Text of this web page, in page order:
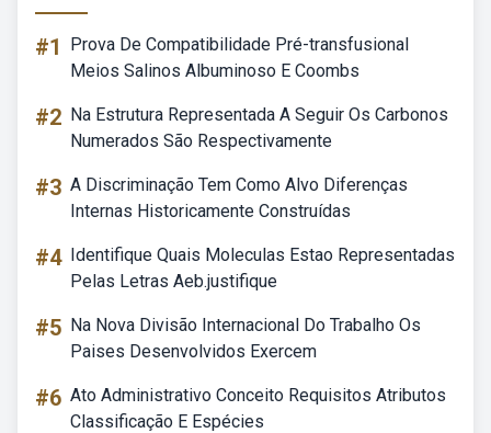
#1
Prova De Compatibilidade Pré-transfusional
Meios Salinos Albuminoso E Coombs
#2 Na Estrutura Representada A Seguir Os Carbonos
Numerados São Respectivamente
#3 A Discriminação Tem Como Alvo Diferenças
Internas Historicamente Construídas
#4 Identifique Quais Moleculas Estao Representadas
Pelas Letras Aeb.justifique
#5 Na Nova Divisão Internacional Do Trabalho Os
Paises Desenvolvidos Exercem
#6 Ato Administrativo Conceito Requisitos Atributos
Classificação E Espécies